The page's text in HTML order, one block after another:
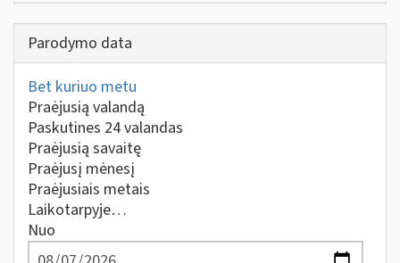
Parodymo data
Bet kuriuo metu
Praėjusią valandą
Paskutines 24 valandas
Praėjusią savaitę
Praėjusį mėnesį
Praėjusiais metais
Laikotarpyje…
Nuo